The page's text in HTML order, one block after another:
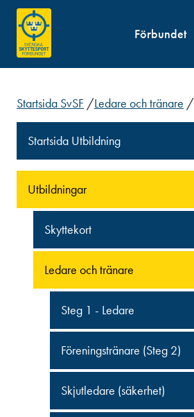
Förbundet
Startsida SvSF /Ledare och tränare /
Startsida Utbildning
Utbildningar
Skyttekort
Ledare och tränare
Steg 1 - Ledare
Föreningstränare (Steg 2)
Skjutledare (säkerhet)